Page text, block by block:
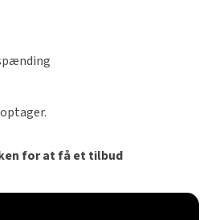
for at få et tilbud